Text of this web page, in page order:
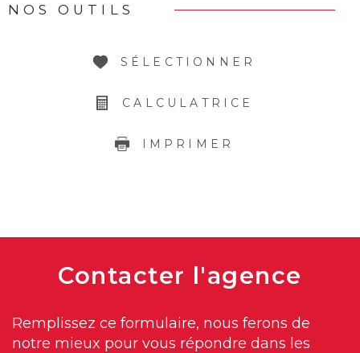
NOS OUTILS
SÉLECTIONNER
CALCULATRICE
IMPRIMER
Contacter l'agence
Remplissez ce formulaire, nous ferons de
notre mieux pour vous répondre dans les